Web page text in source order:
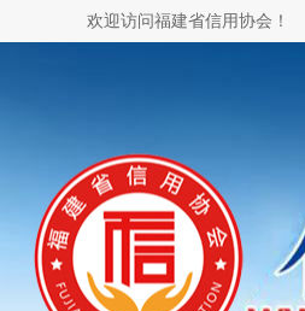
欢迎访问福建省信用协会！